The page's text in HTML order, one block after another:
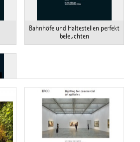
Bahnhöfe und Haltestellen perfekt
beleuchten